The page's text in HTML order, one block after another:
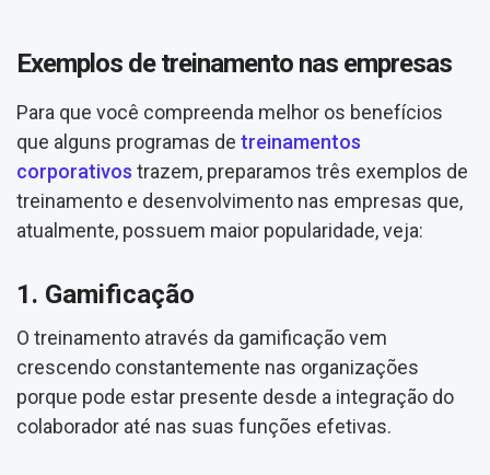
Exemplos de treinamento nas empresas
Para que você compreenda melhor os benefícios
que alguns programas de treinamentos
corporativos trazem, preparamos três exemplos de
treinamento e desenvolvimento nas empresas que,
atualmente, possuem maior popularidade, veja:
1. Gamificação
O treinamento através da gamificação vem
crescendo constantemente nas organizações
porque pode estar presente desde a integração do
colaborador até nas suas funções efetivas.